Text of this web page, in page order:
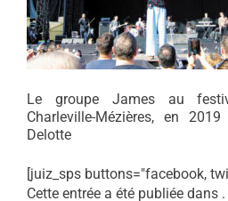
Le groupe James au
Charleville-Mézières, en
Delotte
[juiz_sps buttons="facebook,
Cette entrée a été publiée dans